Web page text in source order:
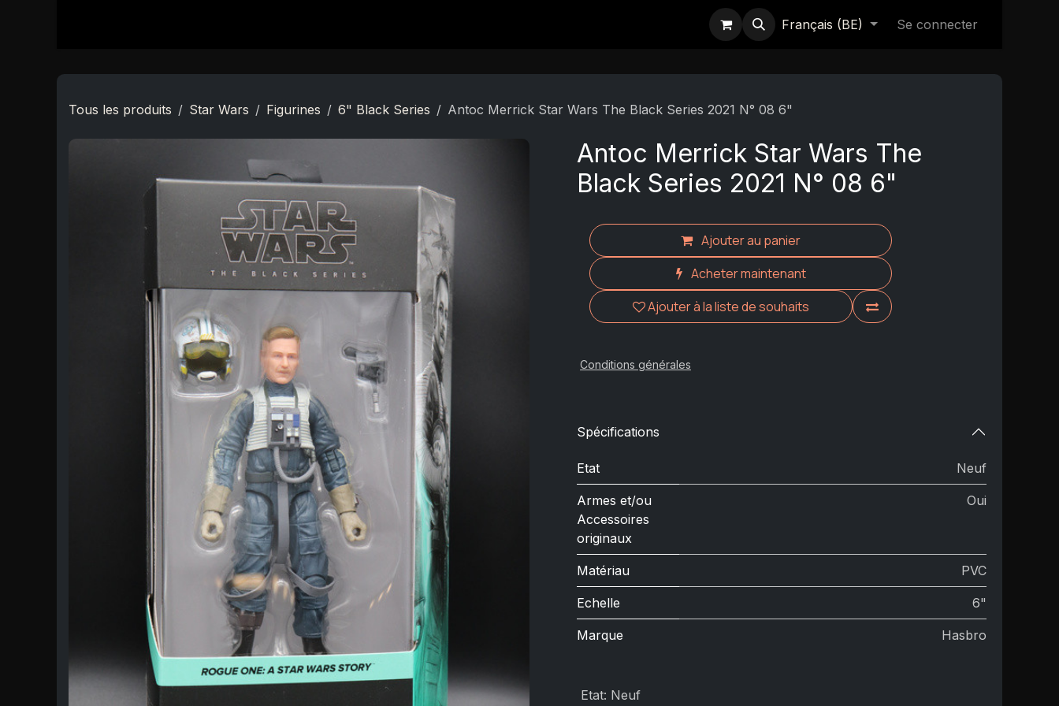
Français (BE) Se connecter
Tous les produits Star Wars Figurines 6" Black Series Antoc Merrick Star Wars The Black Series 2021 N° 08 6"
Antoc Merrick Star Wars The
Black Series 2021 N° 08 6"
Ajouter au panier
Acheter maintenant
Ajouter à la liste de souhaits
Conditions générales
Spécifications
Etat Neuf
Armes et/ou
Accessoires
originaux
Oui
Matériau PVC
Echelle 6"
Marque Hasbro
Etat: Neuf